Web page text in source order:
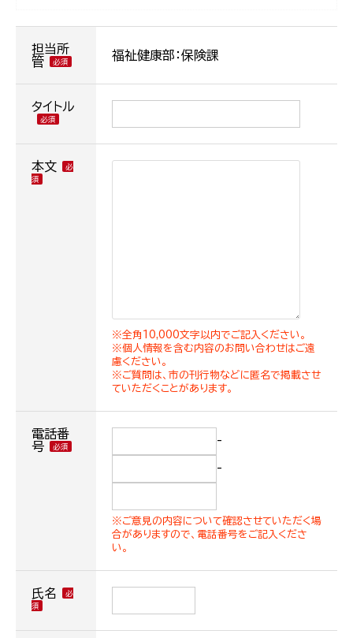
担当所
管
福祉健康部：保険課
タイトル
本文
※全角10,000文字以内でご記入ください。
※個人情報を含む内容のお問い合わせはご遠
慮ください。
※ご質問は、市の刊行物などに匿名で掲載させ
ていただくことがあります。
電話番
号
-
-
※ご意見の内容について確認させていただく場
合がありますので、電話番号をご記入くださ
い。
氏名